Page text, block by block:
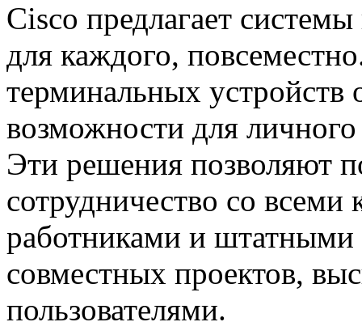
Cisco предлагает
для каждого,
терминальных устройств
возможности для
Эти решения позволяют
сотрудничество со
работниками и штатными
совместных проектов,
пользователями.